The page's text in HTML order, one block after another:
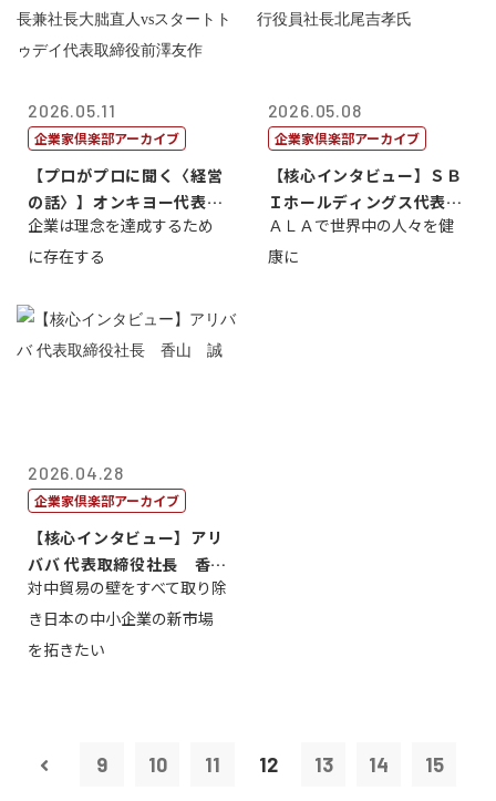
2026.05.11
企業家倶楽部アーカイブ
【プロがプロに聞く〈経営
の話〉】オンキヨー代表取
締役会長兼社...
企業は理念を達成するため
に存在する
2026.05.08
企業家倶楽部アーカイブ
【核心インタビュー】ＳＢ
Ｉホールディングス代表取
締役執行役員...
ＡＬＡで世界中の人々を健
康に
2026.04.28
企業家倶楽部アーカイブ
【核心インタビュー】アリ
ババ 代表取締役社長 香
山 誠
対中貿易の壁をすべて取り除
き日本の中小企業の新市場
を拓きたい
9 10 11 12 13 14 15